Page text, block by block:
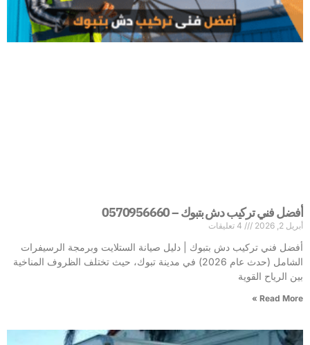
أفضل فني تركيب دش بتبوك – 0570956660
أبريل 2, 2026
أفضل فني تركيب دش بتبوك | دليل صيانة الستلايت وبرمجة الرسيفرات
الشامل (حدث عام 2026) في مدينة تبوك، حيث تختلف الظروف المناخية
بين الرياح القوية
Read More »